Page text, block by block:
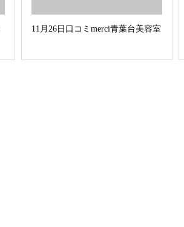
11月26日口コミmerci青葉台美容室